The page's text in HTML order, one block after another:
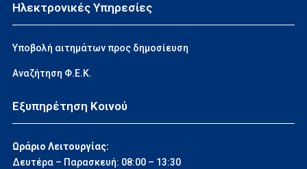
Ηλεκτρονικές Υπηρεσίες
Υποβολή αιτημάτων προς δημοσίευση
Αναζήτηση Φ.Ε.Κ.
Εξυπηρέτηση Κοινού
Ωράριο Λειτουργίας:
Δευτέρα – Παρασκευή: 08:00 – 13:30